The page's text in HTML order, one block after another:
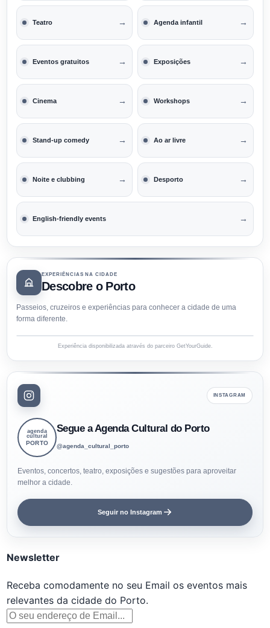
Teatro → Agenda infantil →
Eventos gratuitos → Exposições →
Cinema → Workshops →
Stand-up comedy → Ao ar livre →
Noite e clubbing → Desporto →
English-friendly events →
EXPERIÊNCIAS NA CIDADE
Descobre o Porto
Passeios, cruzeiros e experiências para conhecer a cidade de uma
forma diferente.
Experiência disponibilizada através do parceiro GetYourGuide.
INSTAGRAM
agenda
cultural
PORTO
Segue a Agenda Cultural do Porto
@agenda_cultural_porto
Eventos, concertos, teatro, exposições e sugestões para aproveitar
melhor a cidade.
Seguir no Instagram
Newsletter
Receba comodamente no seu Email os eventos mais
relevantes da cidade do Porto.